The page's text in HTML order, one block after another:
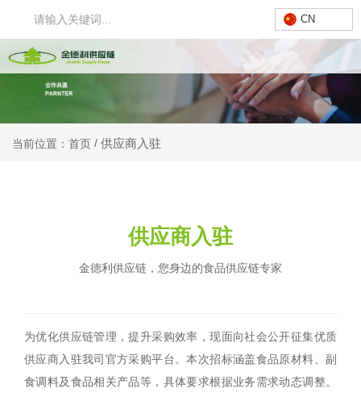
CN
当前位置：首页 / 供应商入驻
供应商入驻
⾦德利供应链，您⾝边的⻝品供应链专家
为优化供应链管理，提升采购效率，现面向社会公开征集优质
供应商入驻我司官方采购平台。本次招标涵盖食品原材料、副
食调料及食品相关产品等，具体要求根据业务需求动态调整。